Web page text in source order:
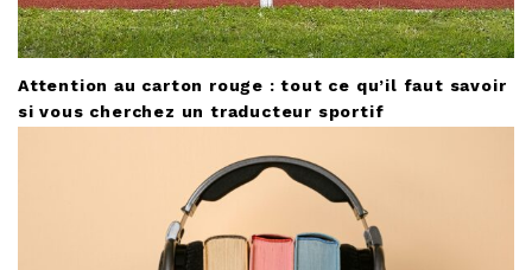
Attention au carton rouge : tout ce qu’il faut savoir
si vous cherchez un traducteur sportif